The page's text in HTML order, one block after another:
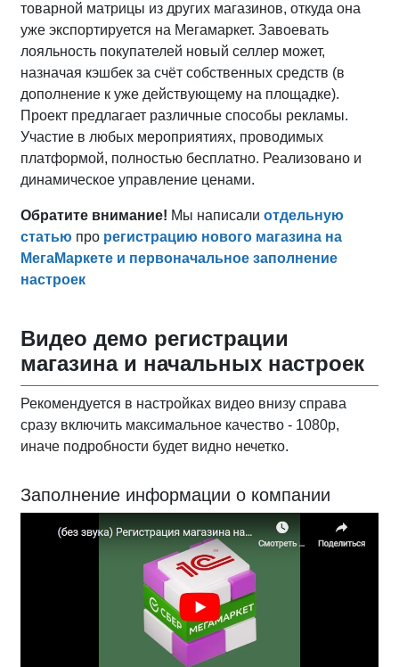
товарной матрицы из других магазинов, откуда она
уже экспортируется на Мегамаркет. Завоевать
лояльность покупателей новый селлер может,
назначая кэшбек за счёт собственных средств (в
дополнение к уже действующему на площадке).
Проект предлагает различные способы рекламы.
Участие в любых мероприятиях, проводимых
платформой, полностью бесплатно. Реализовано и
динамическое управление ценами.
Обратите внимание! Мы написали отдельную
статью про регистрацию нового магазина на
МегаМаркете и первоначальное заполнение
настроек
Видео демо регистрации
магазина и начальных настроек
Рекомендуется в настройках видео внизу справа
сразу включить максимальное качество - 1080р,
иначе подробности будет видно нечетко.
Заполнение информации о компании